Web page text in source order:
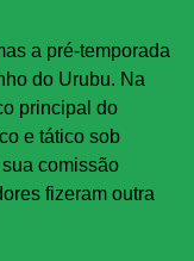
a pré-temporada
do Urubu. Na
principal do
e tático sob
comissão
fizeram outra